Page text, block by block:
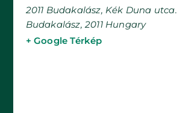
2011 Budakalász, Kék Duna utca.
Budakalász, 2011 Hungary
+ Google Térkép